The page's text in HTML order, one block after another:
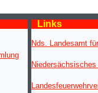
Links
Nds. Landesamt